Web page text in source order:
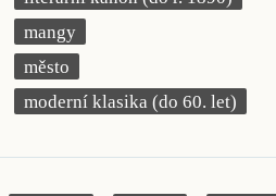
mangy
město
moderní klasika (do 60. let)